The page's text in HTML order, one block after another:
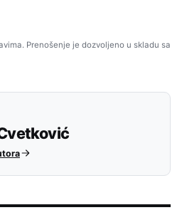
Prenošenje je dozvoljeno u skladu sa